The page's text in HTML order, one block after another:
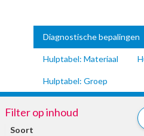
Diagnostische bepalingen
Hulptabel: Materiaal
Hulptabel: Groep
Filter op inhoud
Soort